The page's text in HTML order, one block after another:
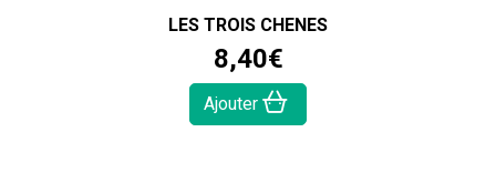
LES TROIS CHENES
8,40€
Ajouter